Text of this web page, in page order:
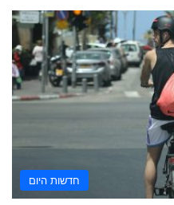
חדשות היום